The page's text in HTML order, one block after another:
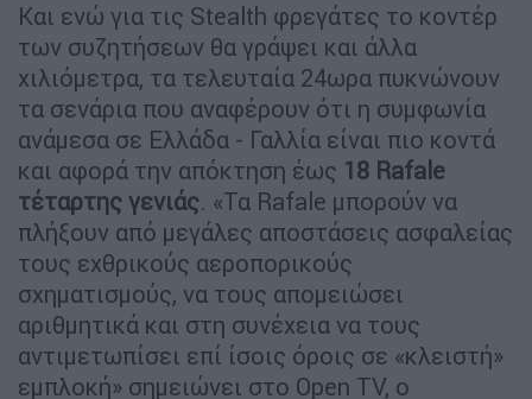
Και ενώ για τις Stealth φρεγάτες το κοντέρ
των συζητήσεων θα γράψει και άλλα
χιλιόμετρα, τα τελευταία 24ωρα πυκνώνουν
τα σενάρια που αναφέρουν ότι η συμφωνία
ανάμεσα σε Ελλάδα - Γαλλία είναι πιο κοντά
και αφορά την απόκτηση έως 18 Rafale
τέταρτης γενιάς. «Τα Rafale μπορούν να
πλήξουν από μεγάλες αποστάσεις ασφαλείας
τους εχθρικούς αεροπορικούς
σχηματισμούς, να τους απομειώσει
αριθμητικά και στη συνέχεια να τους
αντιμετωπίσει επί ίσοις όροις σε «κλειστή»
εμπλοκή» σημειώνει στο Open TV, ο